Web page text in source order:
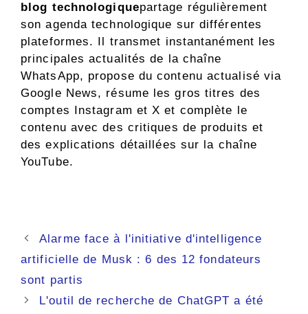
blog technologiquepartage régulièrement
son agenda technologique sur différentes
plateformes. Il transmet instantanément les
principales actualités de la chaîne
WhatsApp, propose du contenu actualisé via
Google News, résume les gros titres des
comptes Instagram et X et complète le
contenu avec des critiques de produits et
des explications détaillées sur la chaîne
YouTube.
Navigation
des
Alarme face à l'initiative d'intelligence
artificielle de Musk : 6 des 12 fondateurs
sont partis
L'outil de recherche de ChatGPT a été